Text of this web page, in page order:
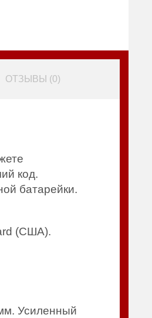
ОТЗЫВЫ (0)
код.
батарейки.
(США).
Усиленный